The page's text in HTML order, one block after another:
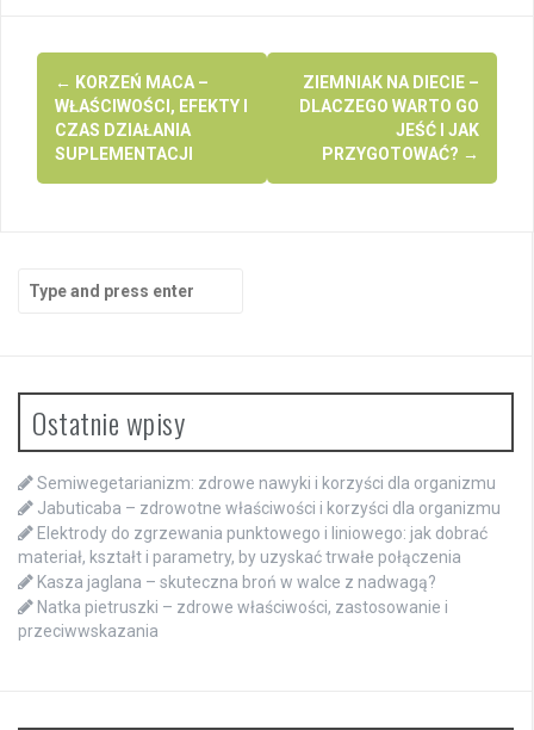
Post
navigation
← KORZEŃ MACA –
WŁAŚCIWOŚCI, EFEKTY I
CZAS DZIAŁANIA
SUPLEMENTACJI
ZIEMNIAK NA DIECIE –
DLACZEGO WARTO GO
JEŚĆ I JAK
PRZYGOTOWAĆ? →
for:
Ostatnie wpisy
Semiwegetarianizm: zdrowe nawyki i korzyści dla organizmu
Jabuticaba – zdrowotne właściwości i korzyści dla organizmu
Elektrody do zgrzewania punktowego i liniowego: jak dobrać
materiał, kształt i parametry, by uzyskać trwałe połączenia
Kasza jaglana – skuteczna broń w walce z nadwagą?
Natka pietruszki – zdrowe właściwości, zastosowanie i
przeciwwskazania